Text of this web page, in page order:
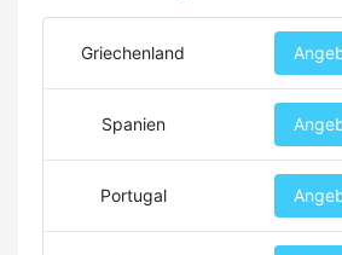
Griechenland
Spanien
Portugal